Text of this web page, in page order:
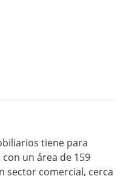
tiene para
un área de 159
sector comercial, cerca